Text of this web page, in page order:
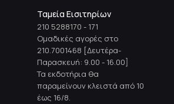
Ταμεία Εισιτηρίων
210 5288170 - 171
Ομαδικές αγορές στο
210.7001468 [Δευτέρα-
Παρασκευή: 9.00 - 16.00]
Τα εκδοτήρια θα
παραμείνουν κλειστά από 10
έως 16/8.